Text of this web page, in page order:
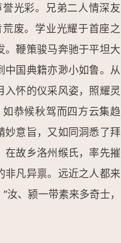
光彩。兄弟二人情深友
废。学业光耀于首座之
。鞭策骏马奔驰于平坦大
国典籍亦渺小如鲁。从
怀的仪采风姿，照耀灵
恭候秋驾而四方云集趋
妙意旨，又如同洞悉了拜
在故乡洛州缑氏，率先摧
凡异禀。远近之人都来
、颍一带素来多奇士，